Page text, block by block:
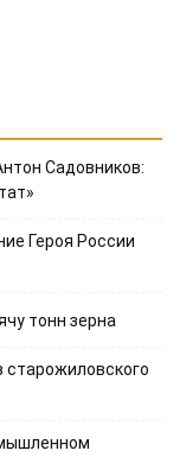
Садовников:
Героя России
тонн зерна